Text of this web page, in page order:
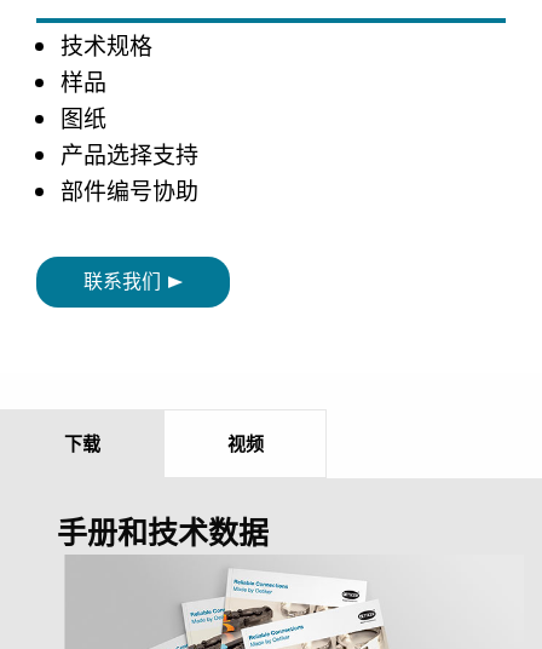
技术规格
样品
图纸
产品选择支持
部件编号协助
联系我们
下载 视频
手册和技术数据